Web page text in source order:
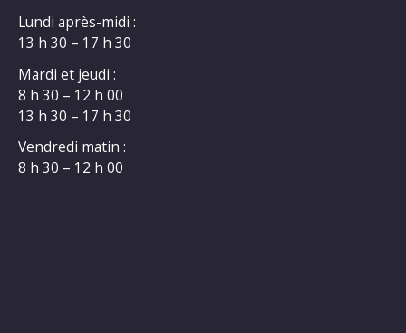
Lundi après-midi :
13 h 30 – 17 h 30
Mardi et jeudi :
8 h 30 – 12 h 00
13 h 30 – 17 h 30
Vendredi matin :
8 h 30 – 12 h 00